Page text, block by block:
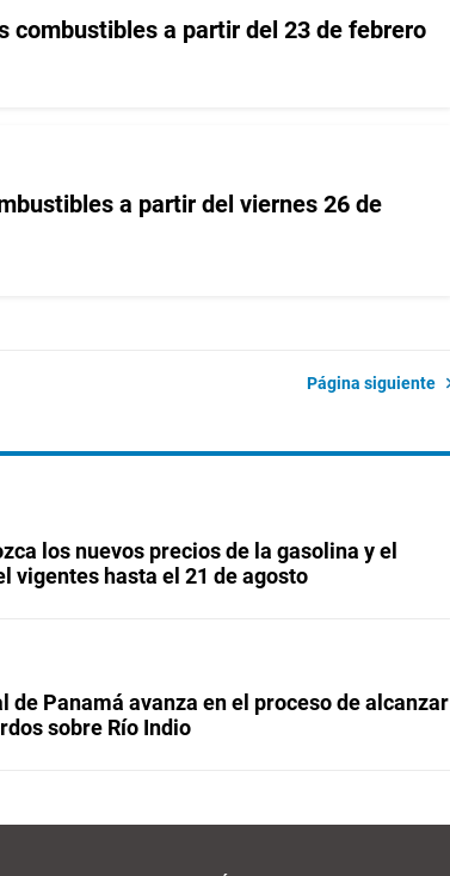
combustibles a partir del 23 de febrero
a partir del viernes 26 de
Página siguiente
los nuevos precios de la gasolina y el
vigentes hasta el 21 de agosto
de Panamá avanza en el proceso de alcanzar
sobre Río Indio